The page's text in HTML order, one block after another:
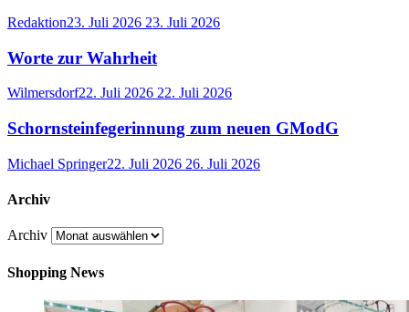
Redaktion23. Juli 2026 23. Juli 2026
Worte zur Wahrheit
Wilmersdorf22. Juli 2026 22. Juli 2026
Schornsteinfegerinnung zum neuen GModG
Michael Springer22. Juli 2026 26. Juli 2026
Archiv
Archiv
Shopping News